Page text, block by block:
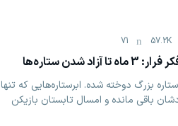
57.2K
71
نگاه‌ها به این 10 ستاره بزرگ دوخته شده. ابرستاره‌هایی که ‏تنها
باقی مانده و امسال تابستان ‏بازیکن